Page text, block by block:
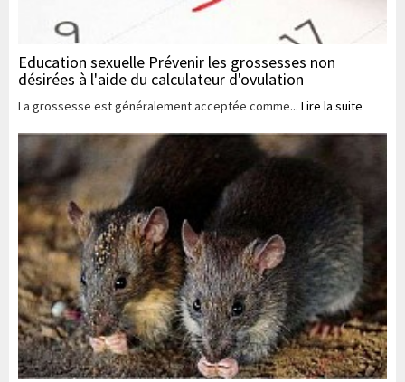
Education sexuelle Prévenir les grossesses non
désirées à l'aide du calculateur d'ovulation
La grossesse est généralement acceptée comme... Lire la suite